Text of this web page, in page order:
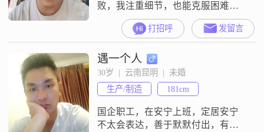
败，我注重细节，也能克服困难！
我喜欢运动，跑跑步，打打篮球比
赛！闲暇之余，我也还能出门旅
游，散散心！我会做饭，虽然比不
了酒店大厨，之少也能满足大部分
人的味蕾！知我者，谓我心忧，不
知我者谓我何求，彼此理解，懂彼
此才是最好的生活！
打招呼 发留言
遇一个人
30岁  |  云南昆明  |  未婚
生产/制造
181cm
国企职工，在安宁上班，定居安宁
不太会表达，善于默默付出，有自